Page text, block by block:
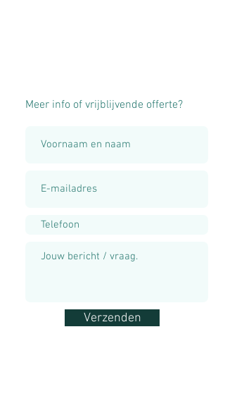
Meer info of vrijblijvende offerte?
Verzenden